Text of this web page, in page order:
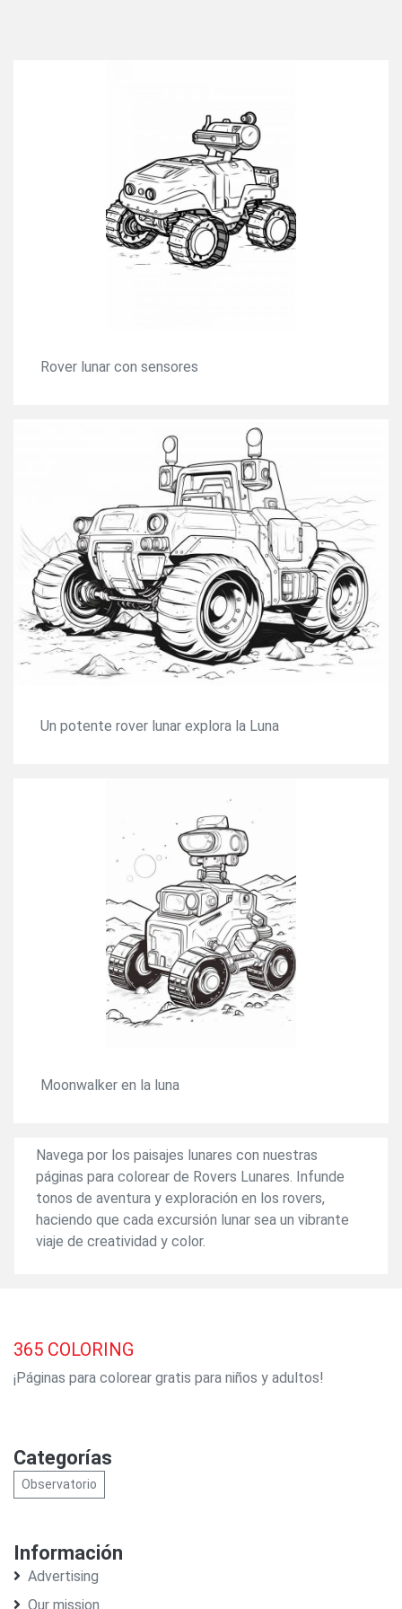
Rover lunar con sensores
Un potente rover lunar explora la Luna
Moonwalker en la luna
Navega por los paisajes lunares con nuestras
páginas para colorear de Rovers Lunares. Infunde
tonos de aventura y exploración en los rovers,
haciendo que cada excursión lunar sea un vibrante
viaje de creatividad y color.
365 COLORING
¡Páginas para colorear gratis para niños y adultos!
Categorías
Observatorio
Información
Advertising
Our mission